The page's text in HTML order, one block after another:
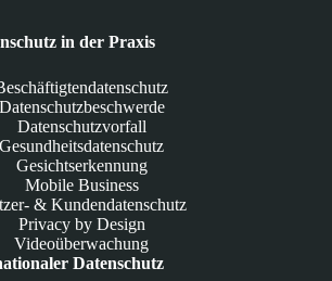
in der Praxis
Datenschutzbeschwerde
Datenschutzvorfall
Gesundheitsdatenschutz
Gesichtserkennung
Mobile Business
& Kundendatenschutz
Privacy by Design
Videoüberwachung
Datenschutz